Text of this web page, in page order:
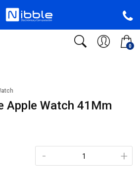
0
Apple Watch 41Mm
+
-